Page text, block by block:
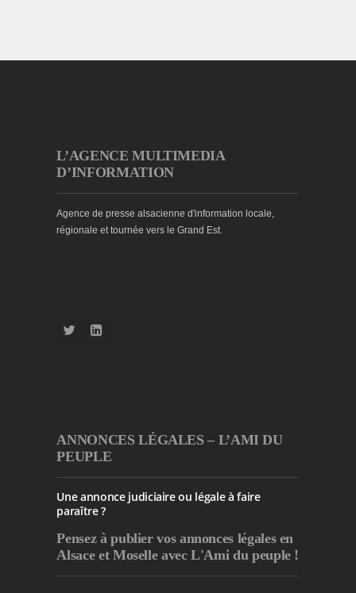
L’AGENCE MULTIMEDIA
D’INFORMATION
Agence de presse alsacienne d'information locale,
régionale et tournée vers le Grand Est.
ANNONCES LÉGALES – L’AMI DU
PEUPLE
Une annonce judiciaire ou légale à faire
paraître ?
Pensez à publiervos annonces légales en
Alsace et Moselle avec L'Ami du peuple !